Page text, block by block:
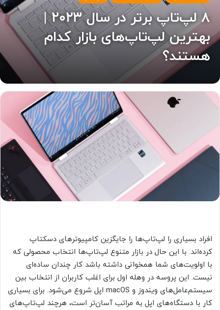
۸ لپ‌تاپ برتر در سال ۲۰۲۳ |
بهترین لپ‌تاپ‌های بازار کدام
هستند؟
افراد بسیاری را لپ‌تاپ‌ها را جایگزین کامپیوترهای دسکتاپ‌
کرده‌اند. با این حال در بازار متنوع لپ‌تاپ‌ها انتخاب محصولی که
با اولویت‌های شما همخوانی داشته باشد کار چندان ساده‌ای
نیست. این پروسه در وهله اول برای اغلب کاربران از انتخاب بین
سیستم‌عامل‌های ویندوز و macOS اپل شروع می‌شود. برای بسیاری
کار با دستگاه‌های اپل به مراتب آسان‌تر است، هرچند لپ‌تاپ‌های